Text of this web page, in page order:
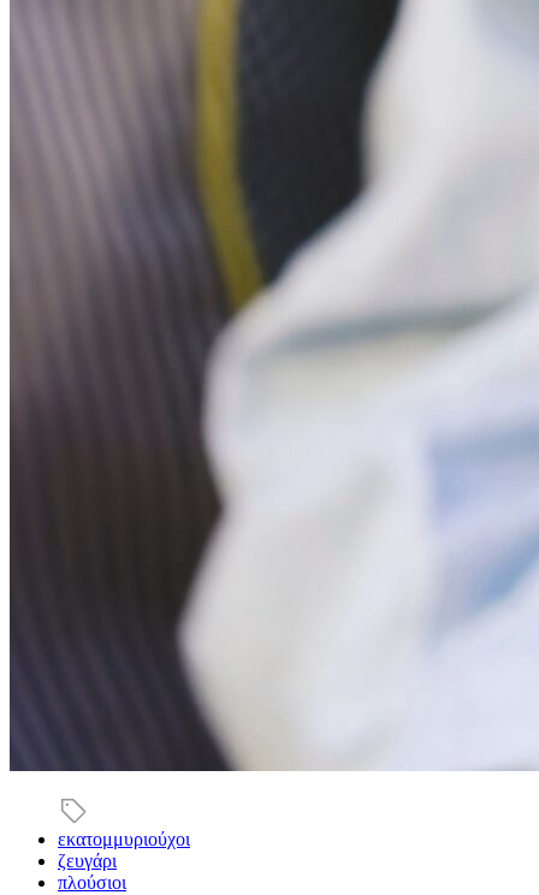
εκατομμυριούχοι
ζευγάρι
πλούσιοι